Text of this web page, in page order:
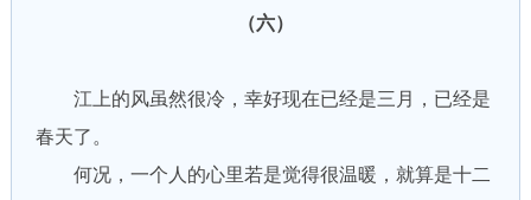
（六）
江上的风虽然很冷，幸好现在已经是三月，已经是
春天了。
何况，一个人的心里若是觉得很温暖，就算是十二